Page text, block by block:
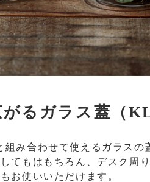
るガラス蓋（KL
み合わせて使えるガラスの
てもはもちろん、デスク周
お使いいただけます。